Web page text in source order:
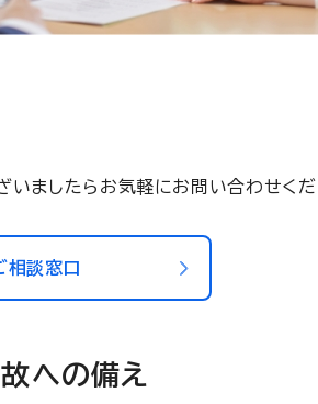
ましたらお気軽にお問い合わせくだ
相談窓口
への備え